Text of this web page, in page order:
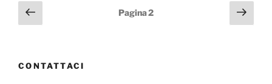
Paginazione
degli
Pagina
precedente
Pagina2
CONTATTACI